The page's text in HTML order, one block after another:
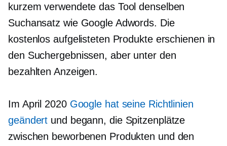
kurzem verwendete das Tool denselben
Suchansatz wie Google Adwords. Die
kostenlos aufgelisteten Produkte erschienen in
den Suchergebnissen, aber unter den
bezahlten Anzeigen.
Im April 2020 Google hat seine Richtlinien
geändert und begann, die Spitzenplätze
zwischen beworbenen Produkten und den